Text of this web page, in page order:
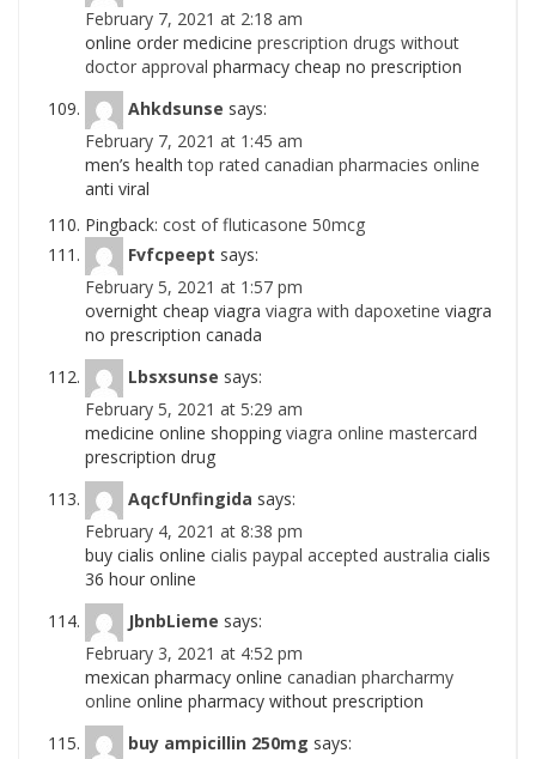
February 7, 2021 at 2:18 am
online order medicine prescription drugs without
doctor approval pharmacy cheap no prescription
Ahkdsunse says:
February 7, 2021 at 1:45 am
men’s healthtop rated canadian pharmacies online
anti viral
Pingback: cost of fluticasone 50mcg
Fvfcpeept says:
February 5, 2021 at 1:57 pm
overnight cheap viagra viagra with dapoxetine viagra
no prescription canada
Lbsxsunse says:
February 5, 2021 at 5:29 am
medicine online shopping viagra online mastercard
prescription drug
AqcfUnfingida says:
February 4, 2021 at 8:38 pm
buy cialis online cialis paypal accepted australia cialis
36 hour online
JbnbLieme says:
February 3, 2021 at 4:52 pm
mexican pharmacy online canadian pharcharmy
online online pharmacy without prescription
buy ampicillin 250mg says: